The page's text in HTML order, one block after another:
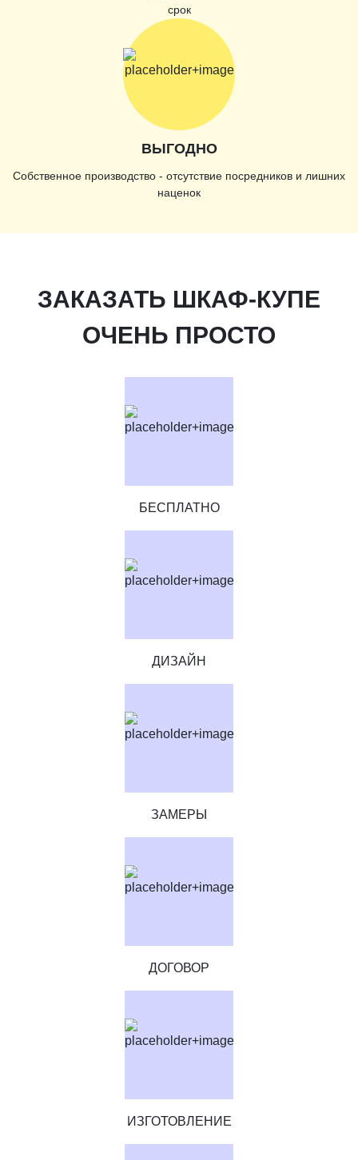
срок
ВЫГОДНО
Собственное производство - отсутствие посредников и лишних
наценок
ЗАКАЗАТЬ ШКАФ-КУПЕ
ОЧЕНЬ ПРОСТО
БЕСПЛАТНО
ДИЗАЙН
ЗАМЕРЫ
ДОГОВОР
ИЗГОТОВЛЕНИЕ